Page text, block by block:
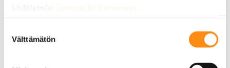
Lisätietoja: jarimaki.fi/tietosuoja
valinta
Välttämätön
Työkalut ja tarvikkeet
Ruuvit ja mutterit